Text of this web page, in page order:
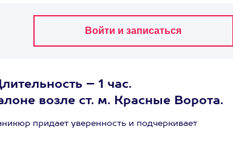
– 1 час.
возле ст. м. Красные Ворота.
придает уверенность и подчеркивает